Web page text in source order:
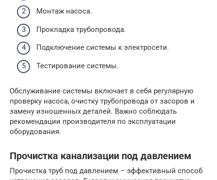
Монтаж насоса.
Прокладка трубопровода.
Подключение системы к электросети.
Тестирование системы.
Обслуживание системы включает в себя регулярную
проверку насоса, очистку трубопровода от засоров и
замену изношенных деталей. Важно соблюдать
рекомендации производителя по эксплуатации
оборудования.
Прочистка канализации под давлением
Прочистка труб под давлением – эффективный способ